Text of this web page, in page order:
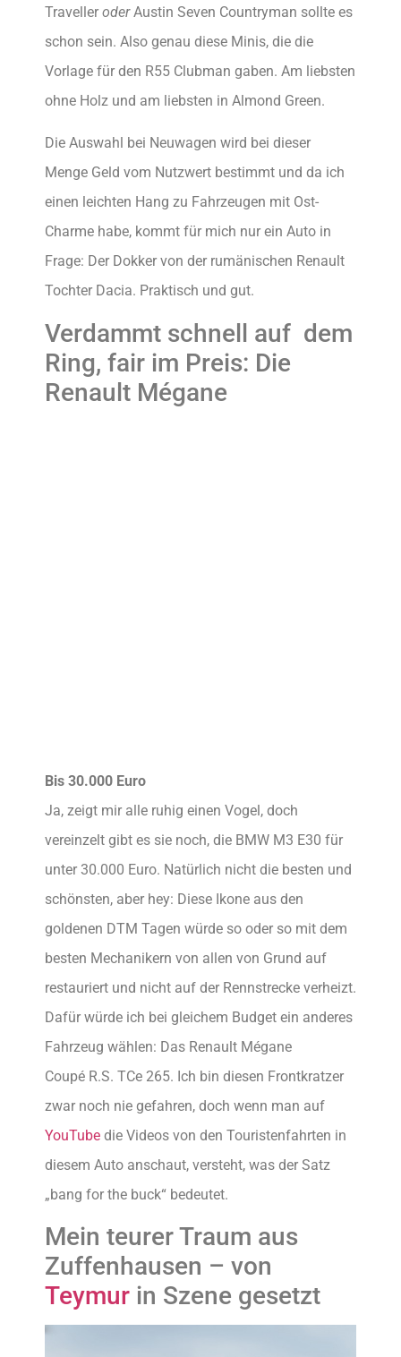
Traveller oderAustin Seven Countryman sollte es
schon sein. Also genau diese Minis, die die
Vorlage für den R55 Clubman gaben. Am liebsten
ohne Holz und am liebsten in Almond Green.
Die Auswahl bei Neuwagen wird bei dieser
Menge Geld vom Nutzwert bestimmt und da ich
einen leichten Hang zu Fahrzeugen mit Ost-
Charme habe, kommt für mich nur ein Auto in
Frage: Der Dokker von der rumänischen Renault
Tochter Dacia. Praktisch und gut.
Verdammt schnell auf dem
Ring, fair im Preis: Die
Renault Mégane
Bis 30.000 Euro
Ja, zeigt mir alle ruhig einen Vogel, doch
vereinzelt gibt es sie noch, die BMW M3 E30 für
unter 30.000 Euro. Natürlich nicht die besten und
schönsten, aber hey: Diese Ikone aus den
goldenen DTM Tagen würde so oder so mit dem
besten Mechanikern von allen von Grund auf
restauriert und nicht auf der Rennstrecke verheizt.
Dafür würde ich bei gleichem Budget ein anderes
Fahrzeug wählen: Das Renault Mégane
Coupé R.S. TCe 265. Ich bin diesen Frontkratzer
zwar noch nie gefahren, doch wenn man auf
YouTube die Videos von den Touristenfahrten in
diesem Auto anschaut, versteht, was der Satz
„bang for the buck“ bedeutet.
Mein teurer Traum aus
Zuffenhausen – von
Teymur in Szene gesetzt